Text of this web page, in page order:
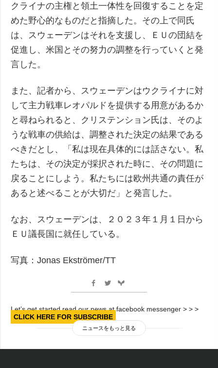
クライナの主権と領土一体性を回復することを定
めた野心的なものだと指摘した。その上で同氏
は、スウェーデンはそれを支援し、ＥＵの団結を
促進し、米国とその努力の調整を行っていくと発
言した。
また、記者から、スウェーデンはウクライナに対
して主力戦車レオパルドを提供する用意があるか
と尋ねられると、クリステンション氏は、そのよ
うな戦車の供給は、調整された決定の結果である
べきだとし、「私は現在具体的には話さない。私
たちは、その決定が採択された時に、その問題に
戻ることにしよう。私たちには欧州共通の責任が
あると述べることが大切だ」と発言した。
なお、スウェーデンは、２０２３年１月１日から
ＥＵ議長国に就任している。
写真：Jonas Ekströmer/TT
Let’s get started read our news at facebook messenger > > >
CLICK HERE FOR SUBSCRIBE
ニュースをもっと見る